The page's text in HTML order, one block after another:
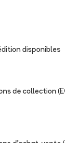
disponibles
de collection